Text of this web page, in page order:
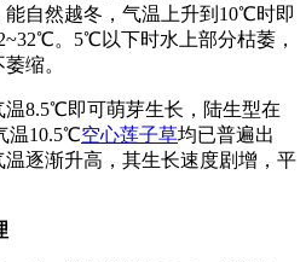
自然越冬，气温上升到10℃时即
。5℃以下时水上部分枯萎，
缩。
8.5℃即可萌芽生长，陆生型在
温10.5℃空心莲子草均已普遍出
逐渐升高，其生长速度剧增，平